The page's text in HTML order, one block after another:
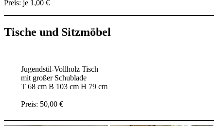
Preis: je 1,00 €
Tische und Sitzmöbel
Jugendstil-Vollholz Tisch
mit großer Schublade
T 68 cm B 103 cm H 79 cm
Preis: 50,00 €